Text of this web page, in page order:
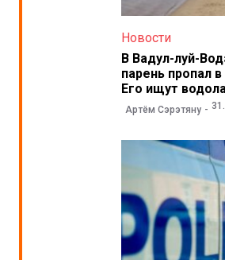
Новости
В Вадул-луй-
парень пропал
Его ищут
Артём Сэрэтяну